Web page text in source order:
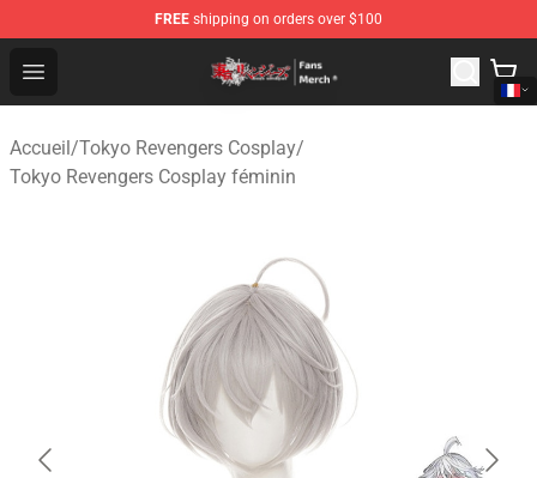
FREE shipping on orders over $100
Open menu
Tokyo Revengers Store - Official Tokyo Revengers
Accueil/Tokyo Revengers Cosplay/
Tokyo Revengers Cosplay féminin